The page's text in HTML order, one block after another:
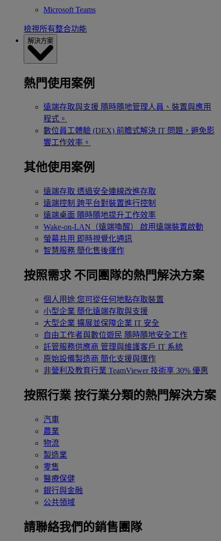
Microsoft Teams
檢視所有整合功能
解決方案
熱門使用案例
遠端存取與支援 隨時隨地管理人員、裝置與應用
程式。
數位員工體驗 (DEX) 前瞻式解決 IT 問題，避免影
響工作效率。
其他使用案例
遠端存取 透過安全連線改進存取
遠端控制 跨平台對裝置進行控制
遠端桌面 隨時隨地提升工作效率
Wake-on-LAN（遠端喚醒）
啟用遠端裝置啟動
螢幕共用 即時視覺化通訊
智慧服務 簡化售後運作
按照需求 不同團隊的熱門解決方案
個人用途 您可從任何地點存取裝置
小型企業 簡化遠端存取與支援
大型企業 擴展並保障企業 IT 安全
自由工作者與數位遊民 隨時隨地安全工作
託管服務供應商 管理與維護客戶 IT 系統
原始設備製造商 簡化支援與運作
非營利及教育行業 TeamViewer 技術享 30% 優惠
按照行業 按行業分類的熱門解決方案
汽車
農業
物流
製造業
零售
醫療保健
銀行與金融
公共領域
請聯絡我們的銷售團隊